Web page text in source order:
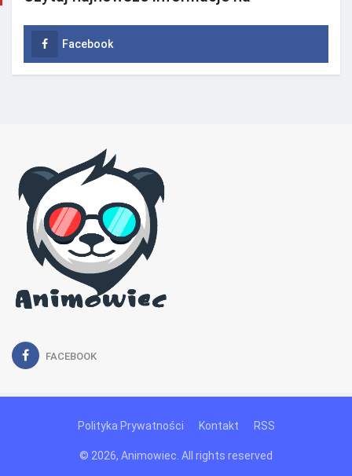
Facebook
FACEBOOK
Polityka Prywatności Kontakt RSS
© 2026, Animowiec. All rights reserved